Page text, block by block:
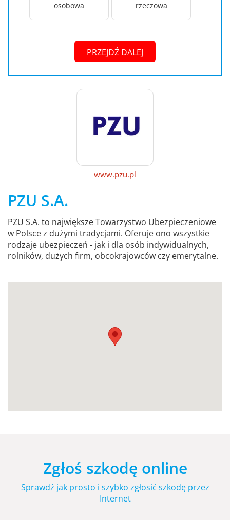
osobowa rzeczowa
PRZEJDŹ DALEJ
www.pzu.pl
PZU S.A.
PZU S.A. to największe Towarzystwo Ubezpieczeniowe
w Polsce z dużymi tradycjami. Oferuje ono wszystkie
rodzaje ubezpieczeń - jak i dla osób indywidualnych,
rolników, dużych firm, obcokrajowców czy emerytalne.
Zgłoś szkodę online
Sprawdź jak prosto i szybko zgłosić szkodę przez
Internet